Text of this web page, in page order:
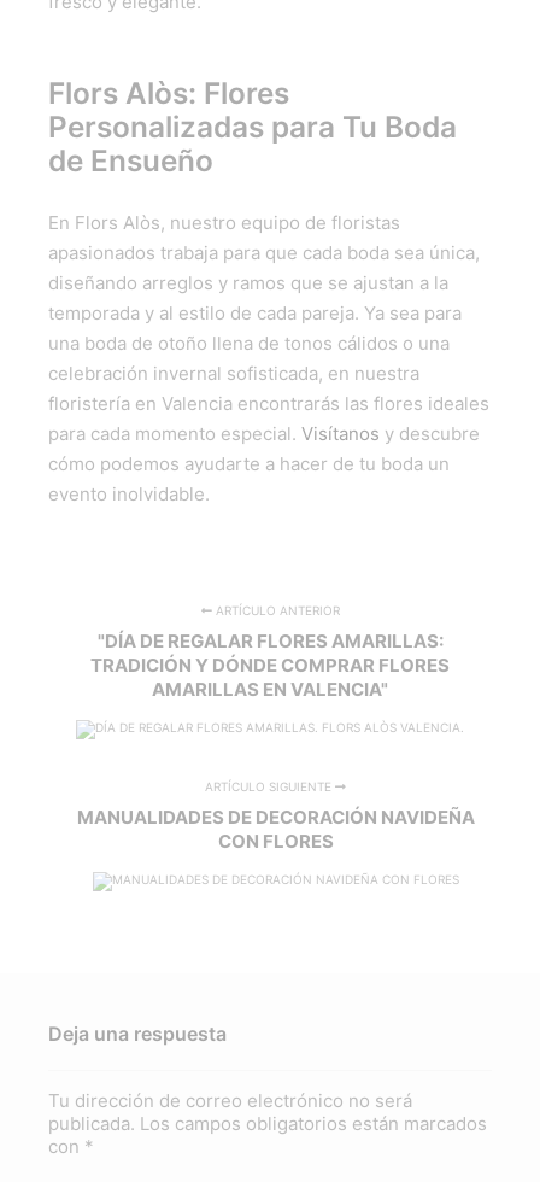
Flors Alòs: Flores
Personalizadas para Tu Boda
de Ensueño
En Flors Alòs, nuestro equipo de floristas
apasionados trabaja para que cada boda sea única,
diseñando arreglos y ramos que se ajustan a la
temporada y al estilo de cada pareja. Ya sea para
una boda de otoño llena de tonos cálidos o una
celebración invernal sofisticada, en nuestra
floristería en Valencia encontrarás las flores ideales
para cada momento especial. Visítanos y descubre
cómo podemos ayudarte a hacer de tu boda un
evento inolvidable.
ARTÍCULO ANTERIOR
"DÍA DE REGALAR FLORES AMARILLAS:
TRADICIÓN Y DÓNDE COMPRAR FLORES
AMARILLAS EN VALENCIA"
ARTÍCULO SIGUIENTE
MANUALIDADES DE DECORACIÓN NAVIDEÑA
CON FLORES
Deja una respuesta
Tu dirección de correo electrónico no será
publicada. Los campos obligatorios están marcados
con *